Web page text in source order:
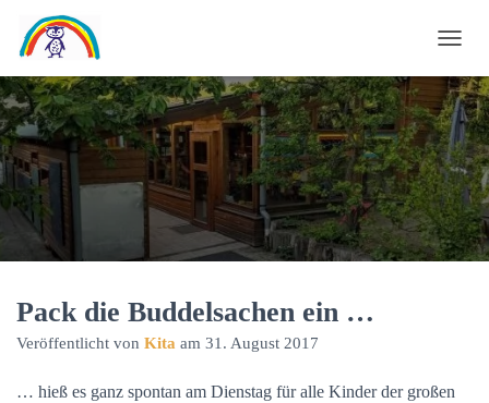
A
V
I
G
A
T
I
O
H
Pack die Buddelsachen ein …
Veröffentlicht von Kita am 31. August 2017
… hieß es ganz spontan am Dienstag für alle Kinder der großen